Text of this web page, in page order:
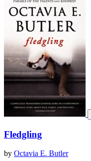
Fledgling
by Octavia E. Butler